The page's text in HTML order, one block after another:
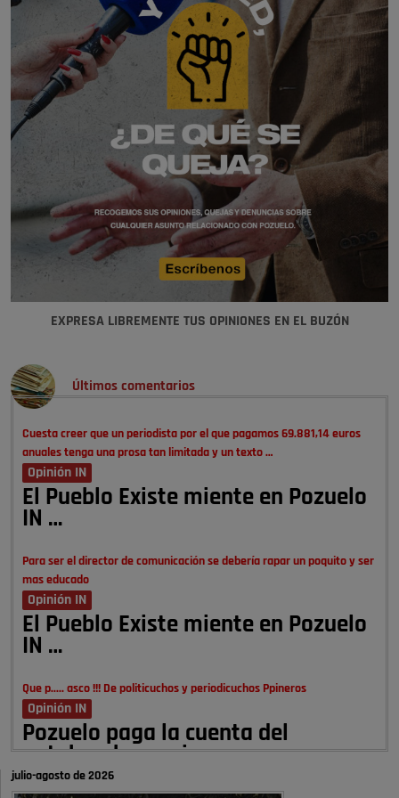
EXPRESA LIBREMENTE TUS OPINIONES EN EL BUZÓN
Últimos comentarios
Cuesta creer que un periodista por el que pagamos 69.881,14 euros
anuales tenga una prosa tan limitada y un texto …
Opinión IN
El Pueblo Existe miente en Pozuelo
IN …
Para ser el director de comunicación se debería rapar un poquito y ser
mas educado
Opinión IN
El Pueblo Existe miente en Pozuelo
IN …
Que p..... asco !!! De politicuchos y periodicuchos Ppineros
Opinión IN
Pozuelo paga la cuenta del
autobombo: casi …
julio-agosto de 2026